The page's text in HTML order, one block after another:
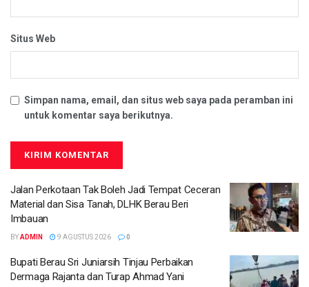
Situs Web
Simpan nama, email, dan situs web saya pada peramban ini
untuk komentar saya berikutnya.
Jalan Perkotaan Tak Boleh Jadi Tempat Ceceran
Material dan Sisa Tanah, DLHK Berau Beri
Imbauan
BYADMIN 9 AGUSTUS 2026 0
Bupati Berau Sri Juniarsih Tinjau Perbaikan
Dermaga Rajanta dan Turap Ahmad Yani